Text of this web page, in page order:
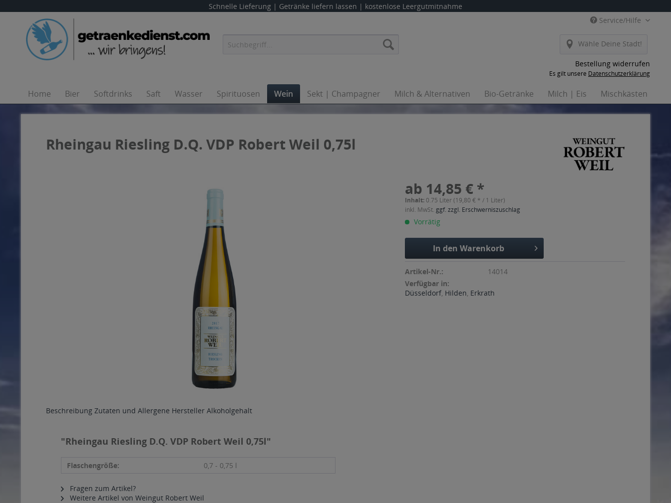
Schnelle Lieferung | Getränke liefern lassen | kostenlose Leergutmitnahme
Service/Hilfe
Wähle Deine Stadt!
Bestellung widerrufen
Es gilt unsere Datenschutzerklärung
Home Bier Softdrinks Saft Wasser Spirituosen Wein Sekt | Champagner Milch & Alternativen Bio-Getränke Milch | Eis Mischkästen
Rheingau Riesling D.Q. VDP Robert Weil 0,75l
ab 14,85 € *
Inhalt: 0.75 Liter (19,80 € * / 1 Liter)
inkl. MwSt. ggf. zzgl. Erschwerniszuschlag
Vorrätig
In den Warenkorb
Artikel-Nr.:
14014
Verfügbar in:
Düsseldorf, Hilden, Erkrath
Beschreibung Zutaten und Allergene Hersteller Alkoholgehalt
"Rheingau Riesling D.Q. VDP Robert Weil 0,75l"
Flaschengröße: 0,7 - 0,75 l
Fragen zum Artikel?
Weitere Artikel von Weingut Robert Weil